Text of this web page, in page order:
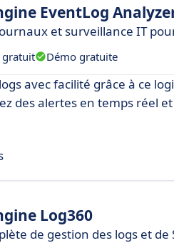
EventLog
et surveillance IT
gratuit Démo gratuite
avec facilité grâce à ce
des alertes en temps réel
Log360
de gestion des logs et de